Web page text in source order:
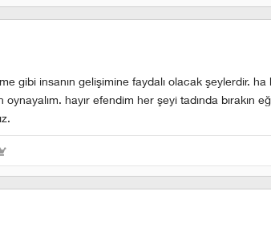
gibi insanın gelişimine faydalı olacak şeylerdir. ha
hayır efendim her şeyi tadında bırakın